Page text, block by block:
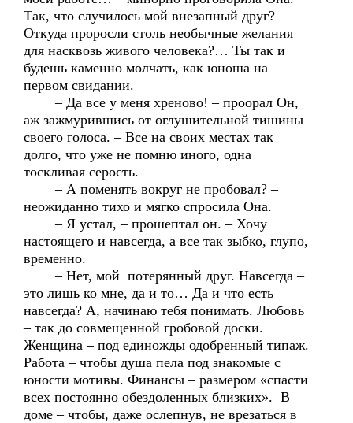
Так, что случилось мой внезапный друг?
Откуда проросли столь необычные желания
для насквозь живого человека?… Ты так и
будешь каменно молчать, как юноша на
первом свидании.
– Да все у меня хреново! – проорал Он,
аж зажмурившись от оглушительной тишины
своего голоса. – Все на своих местах так
долго, что уже не помню иного, одна
тоскливая серость.
– А поменять вокруг не пробовал? –
неожиданно тихо и мягко спросила Она.
– Я устал, – прошептал он. – Хочу
настоящего и навсегда, а все так зыбко, глупо,
временно.
– Нет, мой потерянный друг. Навсегда –
это лишь ко мне, да и то… Да и что есть
навсегда? А, начинаю тебя понимать. Любовь
– так до совмещенной гробовой доски.
Женщина – под единожды одобренный типаж.
Работа – чтобы душа пела под знакомые с
юности мотивы. Финансы – размером «спасти
всех постоянно обездоленных близких». В
доме – чтобы, даже ослепнув, не врезаться в